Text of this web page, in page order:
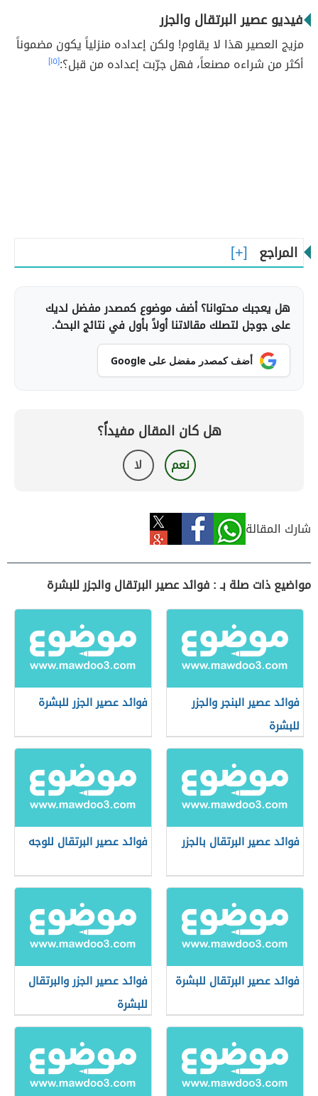
فيديو عصير البرتقال والجزر
مزيج العصير هذا لا يقاوم! ولكن إعداده منزلياً يكون مضموناً
أكثر من شراءه مصنعاً، فهل جرّبت إعداده من قبل؟:[١٥]
المراجع
هل يعجبك محتوانا؟ أضف موضوع كمصدر مفضل لديك
على جوجل لتصلك مقالاتنا أولاً بأول في نتائج البحث.
أضف كمصدر مفضل على Google
هل كان المقال مفيداً؟
نعم لا
شارك المقالة
مواضيع ذات صلة بـ : فوائد عصير البرتقال والجزر للبشرة
فوائد عصير البنجر والجزر
للبشرة
فوائد عصير الجزر للبشرة
فوائد عصير البرتقال بالجزر فوائد عصير البرتقال للوجه
فوائد عصير البرتقال للبشرة
فوائد عصير الجزر والبرتقال
للبشرة